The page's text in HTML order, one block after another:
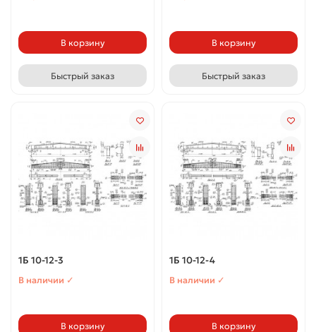
В корзину
Быстрый заказ
В корзину
Быстрый заказ
1Б 10-12-3
В наличии ✓
В корзину
1Б 10-12-4
В наличии ✓
В корзину